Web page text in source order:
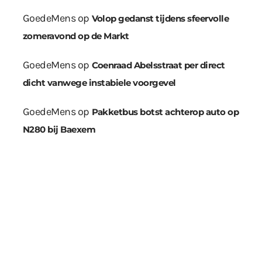
GoedeMensop Volop gedanst tijdens sfeervolle
zomeravond op de Markt
GoedeMensop Coenraad Abelsstraat per direct
dicht vanwege instabiele voorgevel
GoedeMensop Pakketbus botst achterop auto op
N280 bij Baexem